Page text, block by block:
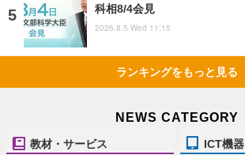
科相8/4会見
2026.8.5 Wed 11:15
ランキングをもっと見る
NEWS CATEGORY
教材・サービス ICT機器